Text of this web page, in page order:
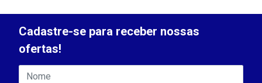
Cadastre-se para receber nossas
ofertas!